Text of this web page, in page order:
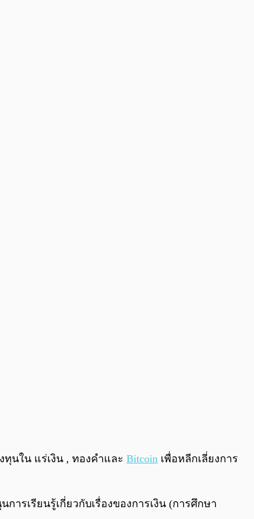
0:00 / 0:00
นใน แร่เงิน , ทองคำและ Bitcoin เพื่อหลีกเลี่ยงการ
รเรียนรู้เกี่ยวกับเรื่องของการเงิน (การศึกษา